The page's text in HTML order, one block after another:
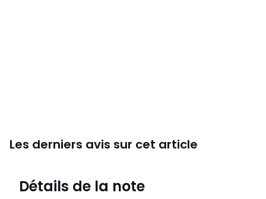
Les derniers avis sur cet article
4,7
Détails de la note